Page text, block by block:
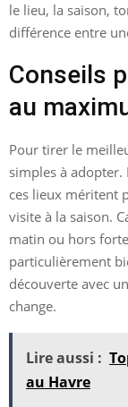
le lieu, la saison,
différence entre
Conseils
au
Pour tirer le
simples à adopter.
ces lieux méritent
visite à la saison.
matin ou hors
particulièrement
découverte avec
change.
Lire aussi :
au Havre